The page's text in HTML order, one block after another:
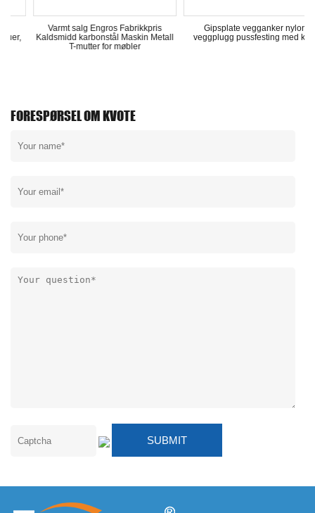
Varmt salg Engros Fabrikkpris
Kaldsmidd karbonstål Maskin Metall
T-mutter for møbler
Gipsplate vegganker nylon
veggplugg pussfesting med krok
FORESPØRSEL OM KVOTE